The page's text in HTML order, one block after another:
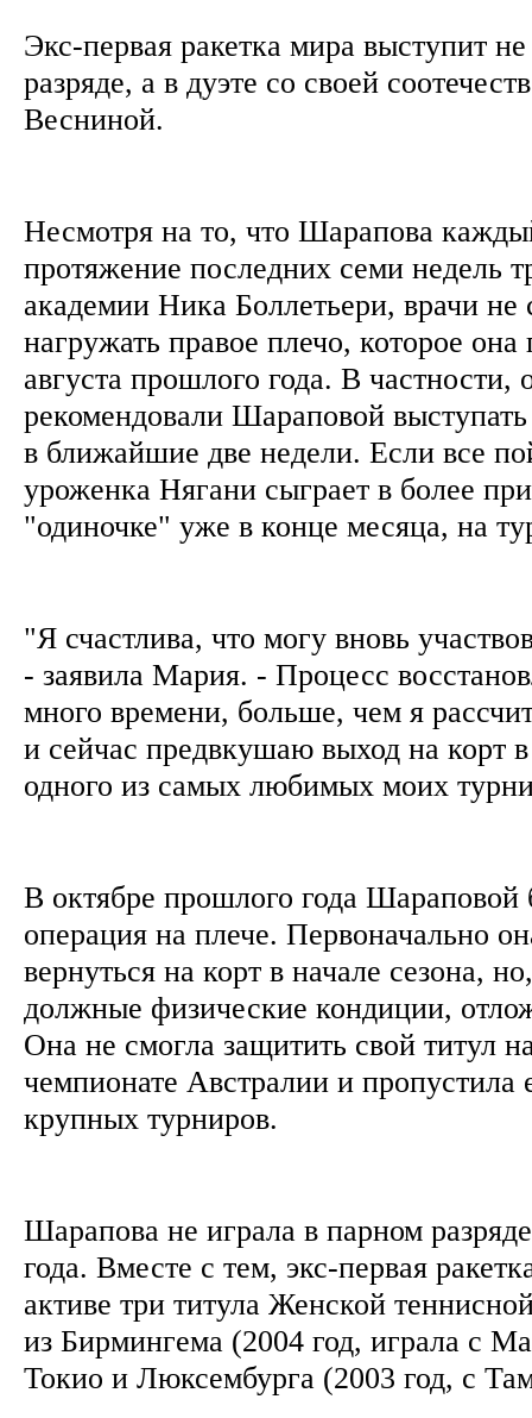
Экс-первая ракетка мира выступит
разряде, а в дуэте со своей
Весниной.
Несмотря на то, что Шарапова
протяжение последних семи недель
академии Ника Боллетьери, врачи не
нагружать правое плечо, которое она
августа прошлого года. В частности,
рекомендовали Шараповой
в ближайшие две недели. Если все
уроженка Нягани сыграет в более
"одиночке" уже в конце месяца, на
"Я счастлива, что могу вновь
- заявила Мария. - Процесс
много времени, больше, чем я
и сейчас предвкушаю выход на корт
одного из самых любимых моих
В октябре прошлого года Шараповой
операция на плече. Первоначально
вернуться на корт в начале сезона,
должные физические кондиции,
Она не смогла защитить свой титул
чемпионате Австралии и пропустила
крупных турниров.
Шарапова не играла в парном
года. Вместе с тем, экс-первая
активе три титула Женской
из Бирмингема (2004 год, играла с
Токио и Люксембурга (2003 год, с